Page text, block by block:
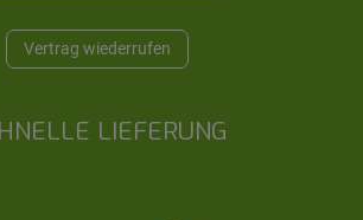
Vertrag wiederrufen
LIEFERUNG